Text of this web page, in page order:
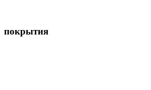
покрытия